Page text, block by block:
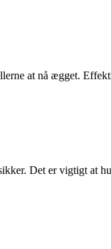
at nå ægget.
Det er vigtigt at